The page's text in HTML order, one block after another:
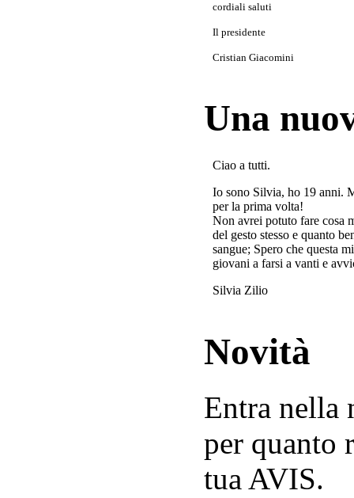
cordiali saluti
Il presidente
Cristian Giacomini
Una
Ciao a tutti.
Io sono Silvia, ho 19 anni.
per la prima volta!
Non avrei potuto fare cosa
del gesto stesso e quanto
sangue; Spero che questa
giovani a farsi a vanti e
Silvia Zilio
Novità
Entra nella
per quanto
tua AVIS.